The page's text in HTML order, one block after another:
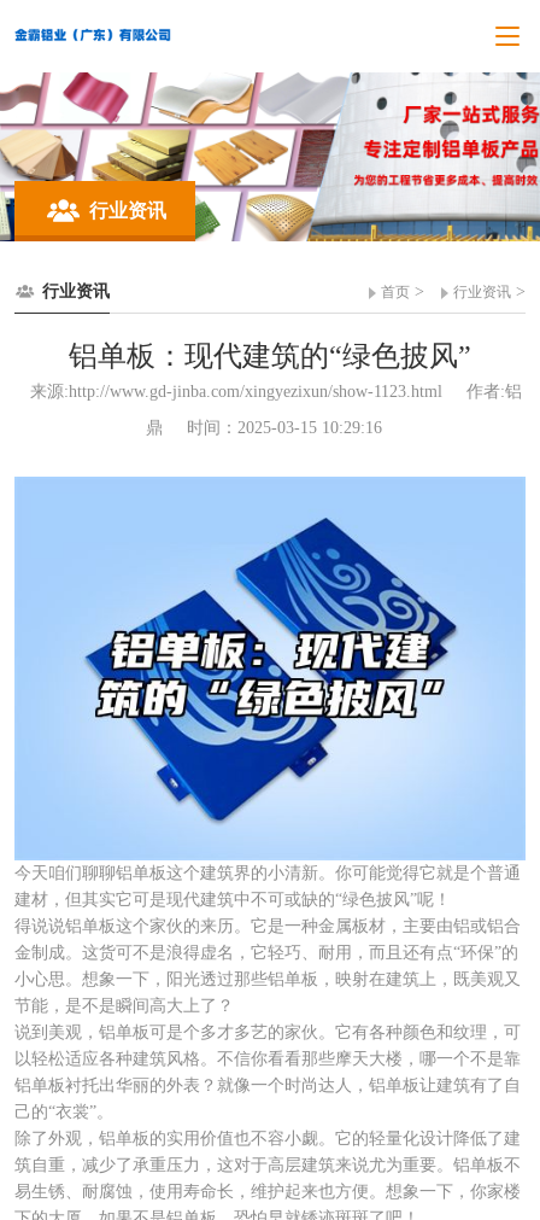
行业资讯
行业资讯 首页 > 行业资讯 >
铝单板：现代建筑的“绿色披风”
来源:http://www.gd-jinba.com/xingyezixun/show-1123.html
作者:铝
鼎
时间：2025-03-15 10:29:16
今天咱们聊聊铝单板这个建筑界的小清新。你可能觉得它就是个普通
建材，但其实它可是现代建筑中不可或缺的“绿色披风”呢！
得说说铝单板这个家伙的来历。它是一种金属板材，主要由铝或铝合
金制成。这货可不是浪得虚名，它轻巧、耐用，而且还有点“环保”的
小心思。想象一下，阳光透过那些铝单板，映射在建筑上，既美观又
节能，是不是瞬间高大上了？
说到美观，铝单板可是个多才多艺的家伙。它有各种颜色和纹理，可
以轻松适应各种建筑风格。不信你看看那些摩天大楼，哪一个不是靠
铝单板衬托出华丽的外表？就像一个时尚达人，铝单板让建筑有了自
己的“衣裳”。
除了外观，铝单板的实用价值也不容小觑。它的轻量化设计降低了建
筑自重，减少了承重压力，这对于高层建筑来说尤为重要。铝单板不
易生锈、耐腐蚀，使用寿命长，维护起来也方便。想象一下，你家楼